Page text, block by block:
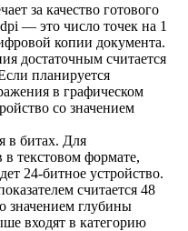
за качество готового
— это число точек на 1
копии документа.
достаточным считается
планируется
в графическом
со значением
в битах. Для
текстовом формате,
24-битное устройство.
считается 48
значением глубины
входят в категорию